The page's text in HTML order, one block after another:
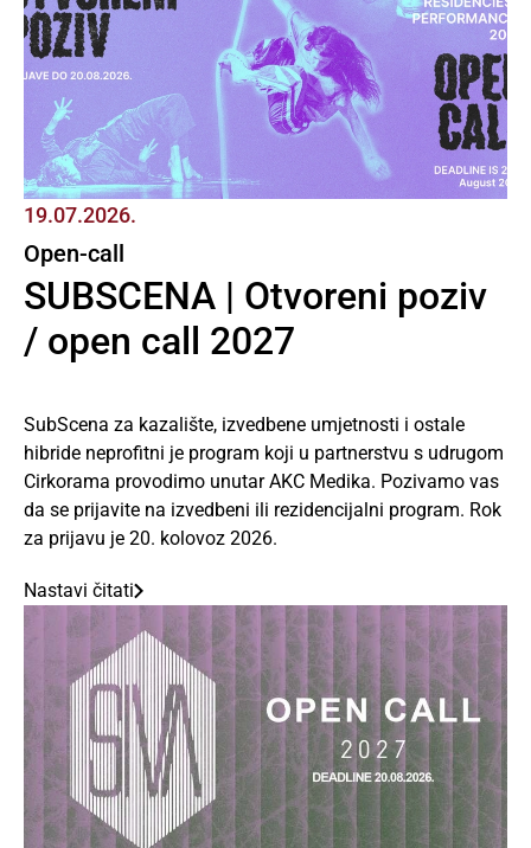
19.07.2026.
Open-call
SUBSCENA | Otvoreni poziv
/ open call 2027
SubScena za kazalište, izvedbene umjetnosti i ostale
hibride neprofitni je program koji u partnerstvu s udrugom
Cirkorama provodimo unutar AKC Medika. Pozivamo vas
da se prijavite na izvedbeni ili rezidencijalni program. Rok
za prijavu je 20. kolovoz 2026.
Nastavi čitati